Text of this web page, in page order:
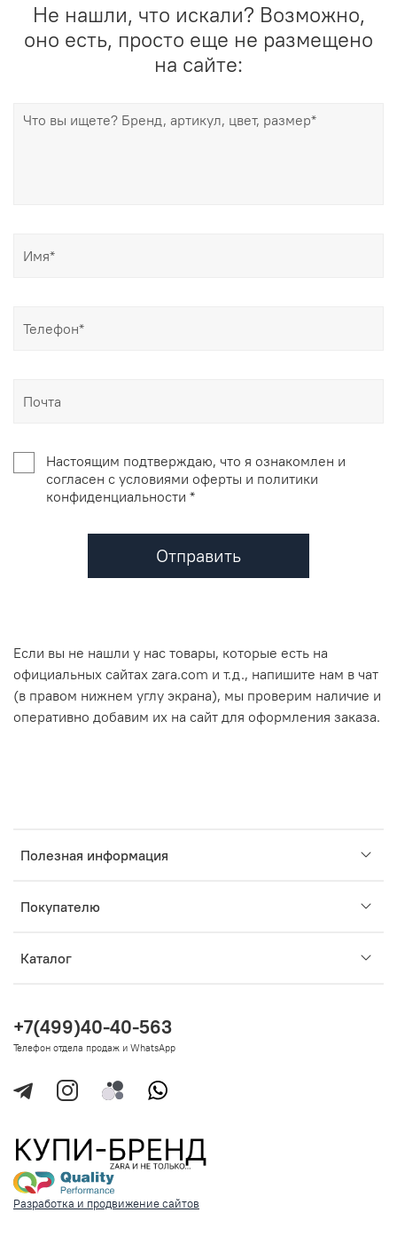
Не нашли, что искали? Возможно,
оно есть, просто еще не размещено
на сайте:
Настоящим подтверждаю, что я ознакомлен и
согласен с условиями оферты и политики
конфиденциальности *
Отправить
Если вы не нашли у нас товары, которые есть на
официальных сайтах zara.com и т.д., напишите нам в чат
(в правом нижнем углу экрана), мы проверим наличие и
оперативно добавим их на сайт для оформления заказа.
Полезная информация
Покупателю
Каталог
+7(499)40-40-563
Телефон отдела продаж и WhatsApp
Разработка и продвижение сайтов